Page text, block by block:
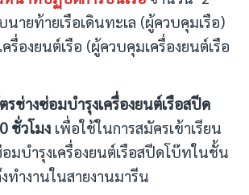
ายท้ายเรือเดินทะเล (ผู้ควบคุมเรือ)
รื่องยนต์เรือ (ผู้ควบคุมเครื่องยนต์เรือ
ช่างซ่อมบำรุงเครื่องยนต์เรือสปีด
ชั่วโมงเพื่อใช้ในการสมัครเข้าเรียน
มบำรุงเครื่องยนต์เรือสปีดโบ๊ทในชั้น
ทำงานในสายงานมารีน